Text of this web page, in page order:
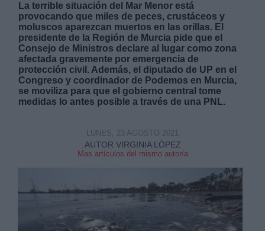
La terrible situación del Mar Menor está
provocando que miles de peces, crustáceos y
moluscos aparezcan muertos en las orillas. El
presidente de la Región de Murcia pide que el
Consejo de Ministros declare al lugar como zona
afectada gravemente por emergencia de
protección civil. Además, el diputado de UP en el
Congreso y coordinador de Podemos en Murcia,
se moviliza para que el gobierno central tome
medidas lo antes posible a través de una PNL.
AUTOR VIRGINIA LÓPEZ
Mas artículos del mismo autor/a
LUNES, 23 AGOSTO 2021
Derechos:
link
Información adicional